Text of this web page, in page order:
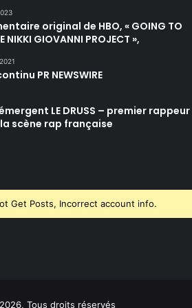
original de HBO, « GOING TO
NIKKI GIOVANNI PROJECT »,
PR NEWSWIRE
LE DRUSS – premier rappeur
scène rap française
Get Posts, Incorrect account info.
Tous droits réservés